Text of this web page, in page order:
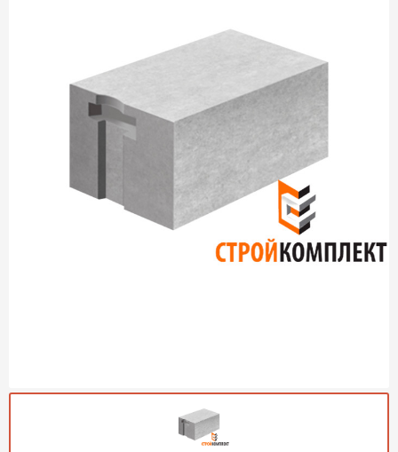
Газобетон (ЕвроАэроБетон)
Газобетон Могилевский КСИ
Газобетон Могилевский
Газосиликат
Газобетон ЛСР
Газобетон Poritep
Газобетон ДСК Грас
Газобетон ВКБлок